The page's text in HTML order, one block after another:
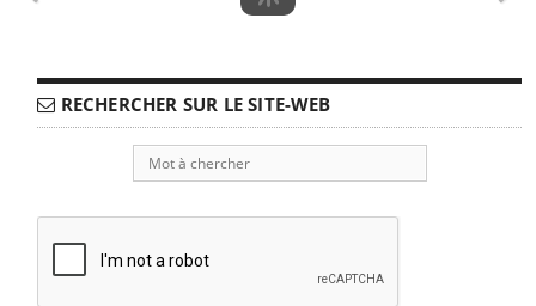
RECHERCHER SUR LE SITE-WEB